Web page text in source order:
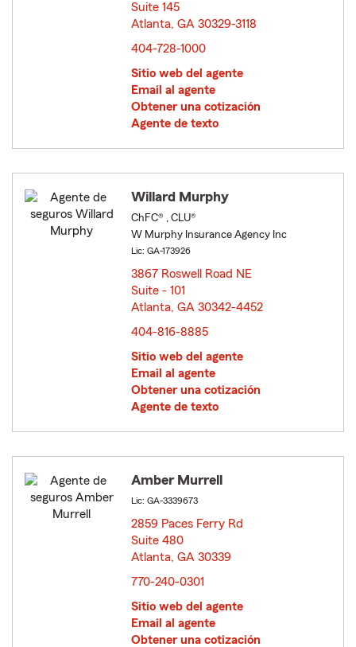
Suite 145
Atlanta, GA 30329-3118
404-728-1000
Sitio web del agente
Email al agente
Obtener una cotización
Agente de texto
Willard Murphy
ChFC® , CLU®
W Murphy Insurance Agency Inc
Lic: GA-173926
3867 Roswell Road NE
Suite - 101
Atlanta, GA 30342-4452
404-816-8885
Sitio web del agente
Email al agente
Obtener una cotización
Agente de texto
Amber Murrell
Lic: GA-3339673
2859 Paces Ferry Rd
Suite 480
Atlanta, GA 30339
770-240-0301
Sitio web del agente
Email al agente
Obtener una cotización